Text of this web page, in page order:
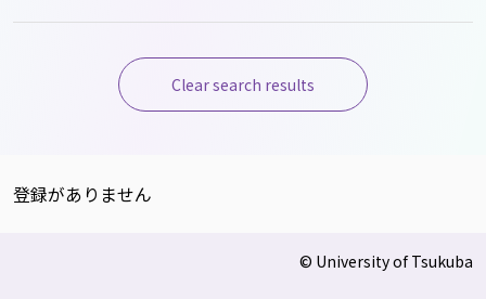
Clear search results
登録がありません
© University of Tsukuba